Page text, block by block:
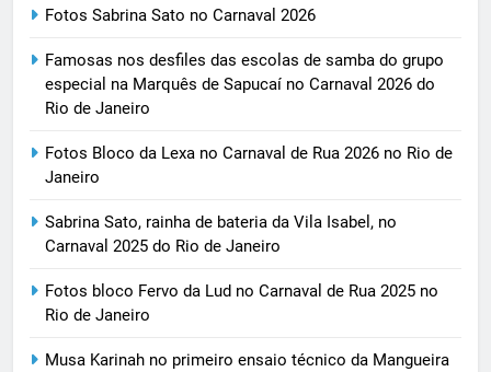
Fotos Sabrina Sato no Carnaval 2026
Famosas nos desfiles das escolas de samba do grupo
especial na Marquês de Sapucaí no Carnaval 2026 do
Rio de Janeiro
Fotos Bloco da Lexa no Carnaval de Rua 2026 no Rio de
Janeiro
Sabrina Sato, rainha de bateria da Vila Isabel, no
Carnaval 2025 do Rio de Janeiro
Fotos bloco Fervo da Lud no Carnaval de Rua 2025 no
Rio de Janeiro
Musa Karinah no primeiro ensaio técnico da Mangueira